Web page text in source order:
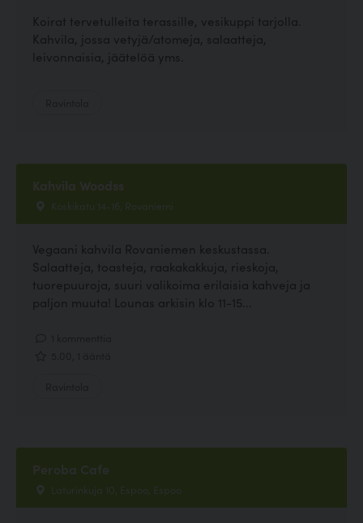
Koirat tervetulleita terassille, vesikuppi tarjolla.
Kahvila, jossa vetyjä/atomeja, salaatteja,
leivonnaisia, jäätelöä yms.
Kahvila Woodss
Koskikatu 14-16, Rovaniemi
Vegaani kahvila Rovaniemen keskustassa.
Salaatteja, toasteja, raakakakkuja, rieskoja,
tuorepuuroja, suuri valikoima erilaisia kahveja ja
paljon muuta! Lounas arkisin klo 11-15...
Peroba Cafe
Laturinkuja 10, Espoo, Espoo